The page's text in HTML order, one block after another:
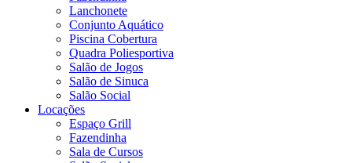
Lanchonete
Conjunto Aquático
Piscina Cobertura
Quadra Poliesportiva
Salão de Jogos
Salão de Sinuca
Salão Social
Locações
Espaço Grill
Fazendinha
Sala de Cursos